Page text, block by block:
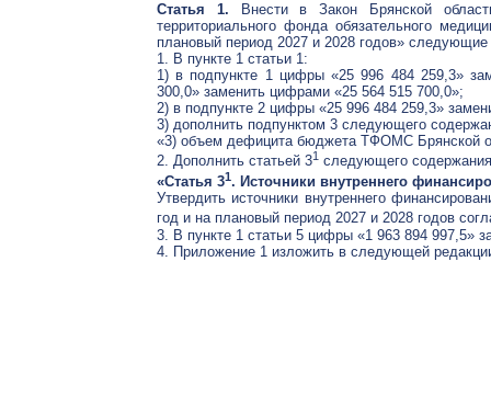
Статья 1. Внести в Закон Брянской
территориального фонда обязательного
плановый период 2027 и 2028 годов» следующие
1. В пункте 1 статьи 1:
1) в подпункте 1 цифры «25 996 484 259,3»
300,0» заменить цифрами «25 564 515 700,0»;
2) в подпункте 2 цифры «25 996 484 259,3»
3) дополнить подпунктом 3 следующего
«3) объем дефицита бюджета ТФОМС Брянской
2. Дополнить статьей 31 следующего
«Статья 31. Источники внутреннего
Утвердить источники внутреннего
год и на плановый период 2027 и 2028 годов
3. В пункте 1 статьи 5 цифры «1 963 894 997,5»
4. Приложение 1 изложить в следующей